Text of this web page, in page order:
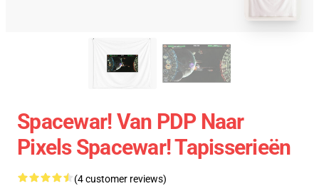
Spacewar! Van PDP Naar
Pixels Spacewar! Tapisserieën
(4 customer reviews)